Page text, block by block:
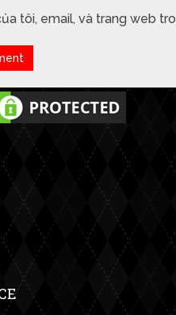
tôi, email, và trang web